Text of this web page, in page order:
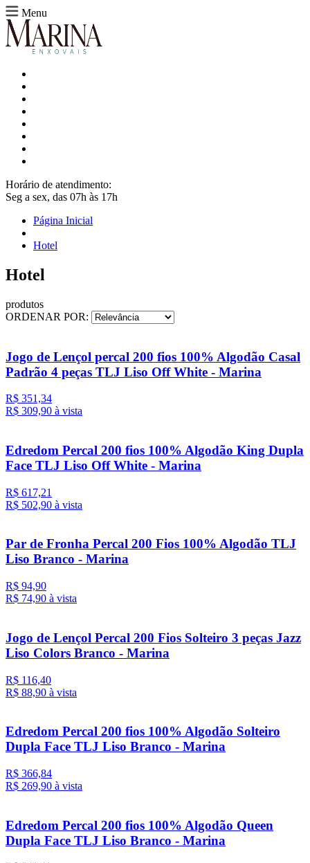
Menu
Horário de atendimento:
Seg a sex, das 07h às 17h
Página Inicial
Hotel
Hotel
produtos
ORDENAR POR:
Jogo de Lençol percal 200 fios 100% Algodão Casal
Padrão 4 peças TLJ Liso Off White - Marina
R$ 351,34
R$ 309,90 à vista
Edredom Percal 200 fios 100% Algodão King Dupla
Face TLJ Liso Off White - Marina
R$ 617,21
R$ 502,90 à vista
Par de Fronha Percal 200 Fios 100% Algodão TLJ
Liso Branco - Marina
R$ 94,90
R$ 74,90 à vista
Jogo de Lençol Percal 200 Fios Solteiro 3 peças Jazz
Liso Colors Branco - Marina
R$ 116,40
R$ 88,90 à vista
Edredom Percal 200 fios 100% Algodão Solteiro
Dupla Face TLJ Liso Branco - Marina
R$ 366,84
R$ 269,90 à vista
Edredom Percal 200 fios 100% Algodão Queen
Dupla Face TLJ Liso Branco - Marina